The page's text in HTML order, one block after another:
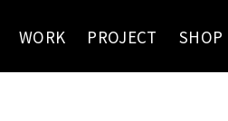
WORK PROJECT SHOP